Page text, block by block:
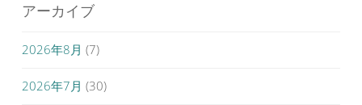
アーカイブ
2026年8月 (7)
2026年7月 (30)